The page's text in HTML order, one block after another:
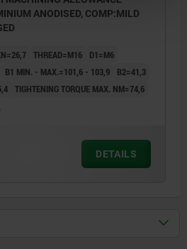
ANODISED, COMP:MILD
THREAD=M16
D1=M6
B1 MIN. - MAX.=101,6 - 103,9
B2=41,3
TIGHTENING TORQUE MAX. NM=74,6
DETAILS